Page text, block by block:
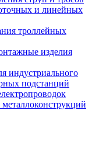
и линейных
троллейных
изделия
индустриального
подстанций